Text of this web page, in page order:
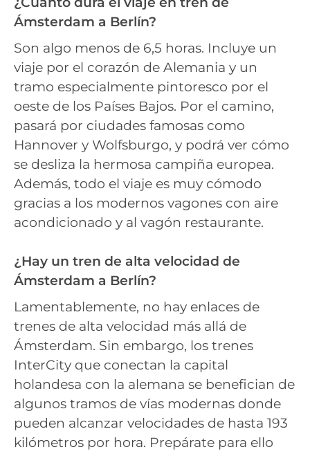
Ámsterdam a Berlín?
Son algo menos de 6,5 horas. Incluye un
viaje por el corazón de Alemania y un
tramo especialmente pintoresco por el
oeste de los Países Bajos. Por el camino,
pasará por ciudades famosas como
Hannover y Wolfsburgo, y podrá ver cómo
se desliza la hermosa campiña europea.
Además, todo el viaje es muy cómodo
gracias a los modernos vagones con aire
acondicionado y al vagón restaurante.
¿Hay un tren de alta velocidad de
Ámsterdam a Berlín?
Lamentablemente, no hay enlaces de
trenes de alta velocidad más allá de
Ámsterdam. Sin embargo, los trenes
InterCity que conectan la capital
holandesa con la alemana se benefician de
algunos tramos de vías modernas donde
pueden alcanzar velocidades de hasta 193
kilómetros por hora. Prepárate para ello